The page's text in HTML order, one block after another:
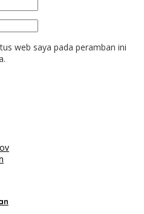
web saya pada peramban ini